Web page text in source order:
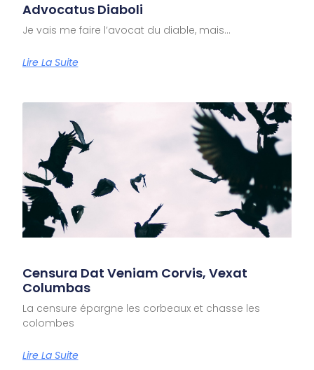
Advocatus Diaboli
Je vais me faire l’avocat du diable, mais…
Lire La Suite
Censura Dat Veniam Corvis, Vexat
Columbas
La censure épargne les corbeaux et chasse les
colombes
Lire La Suite